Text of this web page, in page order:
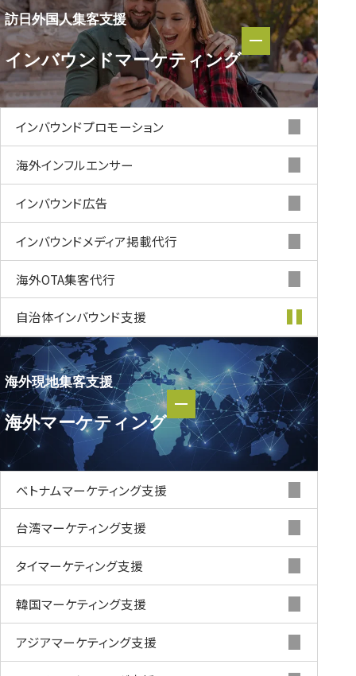
訪日外国人集客支援
インバウンド
マーケティング
訪日外国人集客支援
インバウンドマーケティング
インバウンドプロモーション
海外インフルエンサー
インバウンド広告
インバウンドメディア掲載代行
海外OTA集客代行
自治体インバウンド支援
海外現地集客支援
海外マーケティング
海外現地集客支援
海外マーケティング
ベトナムマーケティング支援
台湾マーケティング支援
タイマーケティング支援
韓国マーケティング支援
アジアマーケティング支援